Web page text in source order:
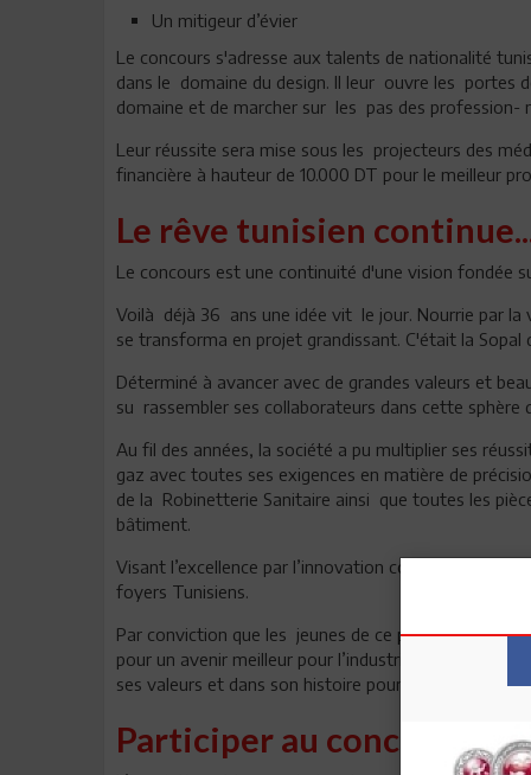
Un mitigeur d’évier
Le concours s'adresse aux talents de nationalité
dans le domaine du design. Il leur ouvre les portes
domaine et de marcher sur les pas des profession-
Leur réussite sera mise sous les projecteurs des
financière à hauteur de 10.000 DT pour le meilleur
Le rêve tunisien
Le concours est une continuité d'une vision fondée
Voilà déjà 36 ans une idée vit le jour. Nourrie par
se transforma en projet grandissant. C'était la Sopal
Déterminé à avancer avec de grandes valeurs et
su rassembler ses collaborateurs dans cette sphère
Au fil des années, la société a pu multiplier ses
gaz avec toutes ses exigences en matière de
de la Robinetterie Sanitaire ainsi que toutes les
bâtiment.
Visant l’excellence par l’innovation continue, Sopal
foyers Tunisiens.
Par conviction que les jeunes de ce pays cachent
pour un avenir meilleur pour l’industrie, Sopal
ses valeurs et dans son histoire pour valoriser le
Participer au concours